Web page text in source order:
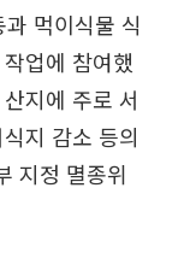
먹이식물 식
업에 참여했
지에 주로 서
지 감소 등의
지정 멸종위